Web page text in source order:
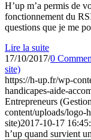
H’up m’a permis de
fonctionnement du
questions que je me
Lire la suite
17/10/2017/0
site)
https://h-up.fr/wp-
handicapes-aide-
Entrepreneurs
content/uploads/logo-
site)2017-10-17
h’up quand survient